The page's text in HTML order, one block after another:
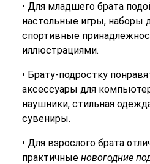
• Для младшего брата
настольные игры, наборы
спортивные
иллюстрациями.
• Брату-подростку
аксессуары для
наушники, стильная
сувениры.
• Для взрослого брата
практичные новогодние